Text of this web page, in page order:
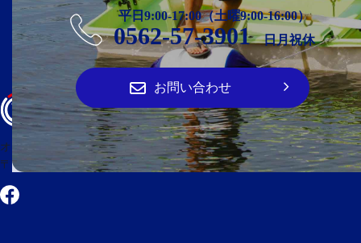
平日9:00-17:00（土曜9:00-16:00）
0562-57-3901日月祝休
お問い合わせ
オーパ・クラフト
〒474-0023 愛知県大府市大東町2丁目100番地